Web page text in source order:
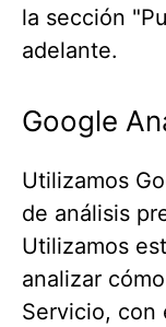
la sección
adelante.
Google
Utilizamos
de análisis
Utilizamos
analizar
Servicio, con